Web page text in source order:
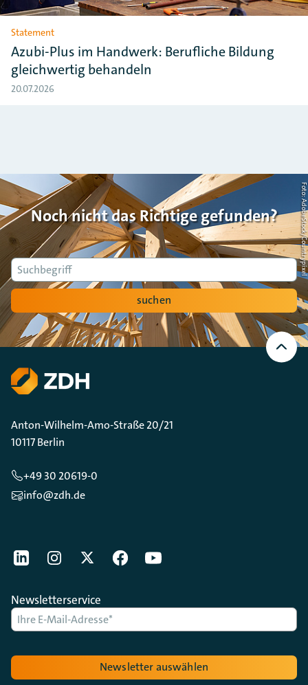
Statement
Azubi-Plus im Handwerk: Berufliche Bildung
gleichwertig behandeln
20.07.2026
Noch nicht das Richtige gefunden?
Suche
suchen
Foto: AdobeStock/Countrypixel
Nach
oben
Scrollen
Anton-Wilhelm-Amo-Straße 20/21
10117 Berlin
+49 30 20619-0
info@zdh.de
[Der ZDH in den Sozialen Netzwerken]
LinkedIninstagramTwitterFacebookYoutube
Newsletterservice
Newsletter auswählen